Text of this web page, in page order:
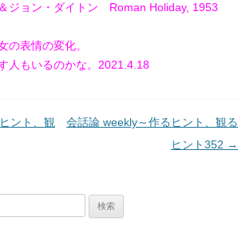
ジョン・ダイトン Roman Holiday, 1953
の表情の変化。
人もいるのかな。2021.4.18
ント、観
会話論 weekly～作るヒント、観る
ヒント352 →